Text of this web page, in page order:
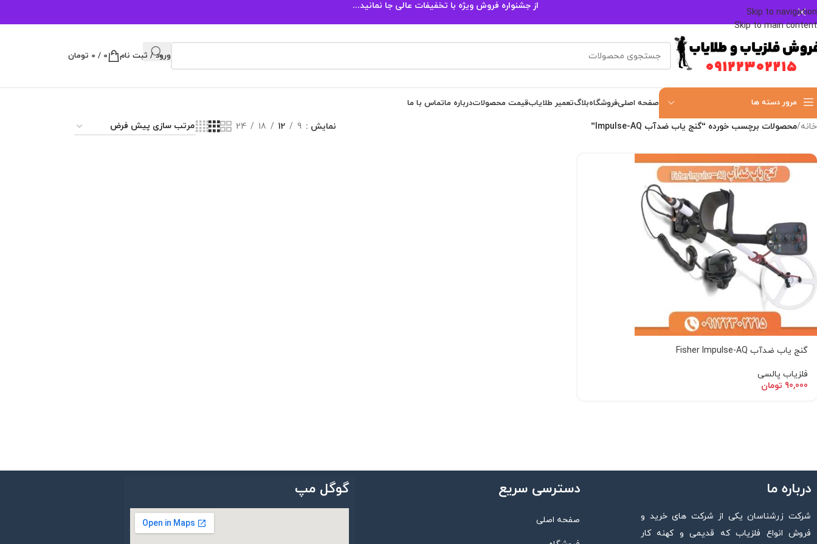
Skip to navigation
Skip to main content
از جشنواره فروش ویژه با تخفیفات عالی جا نمانید...
ورود / ثبت نام 0
/
0 تومان
مرور دسته ها صفحه اصلیفروشگاهبلاگتعمیر طلایابقیمت محصولاتدرباره ماتماس با ما
خانه/محصولات برچسب خورده “گنج یاب ضدآب Impulse-AQ” نمایش 9
12
18
24
گنج یاب ضدآب Fisher Impulse-AQ
فلزیاب پالسی
90,000 تومان
درباره ما
شرکت زرشناسان یکی از شرکت های خرید و
فروش انواع فلزیاب که قدیمی و کهنه کار
دسترسی سریع
صفحه اصلی
گوگل مپ